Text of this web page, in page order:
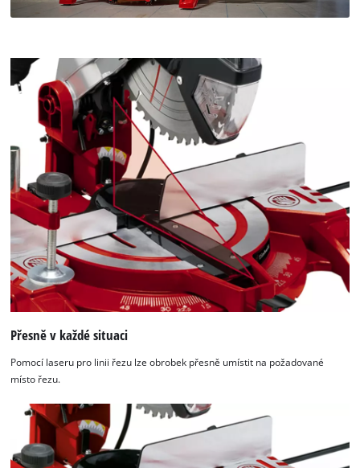
Přesně v každé situaci
Pomocí laseru pro linii řezu lze obrobek přesně umístit na požadované
místo řezu.